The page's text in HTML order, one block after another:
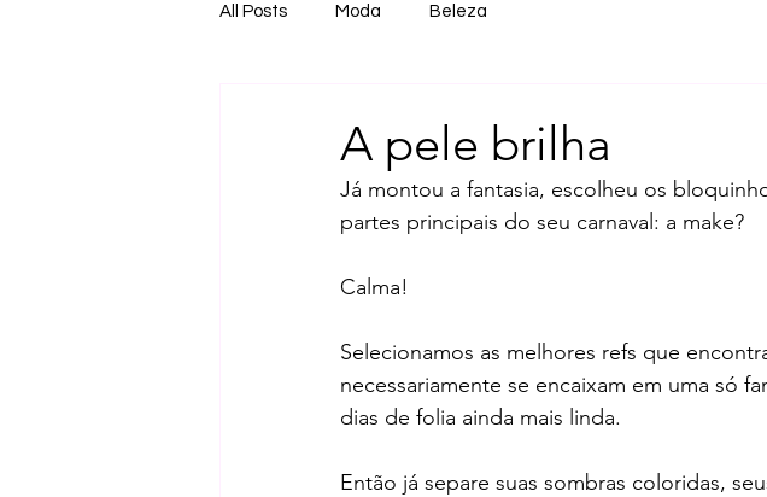
All Posts Moda Beleza
A pele brilha
Já montou a fantasia, escolheu os
partes principais do seu carnaval: a make?
Calma!
Selecionamos as melhores refs que
necessariamente se encaixam em uma só
dias de folia ainda mais linda.
Então já separe suas sombras coloridas,